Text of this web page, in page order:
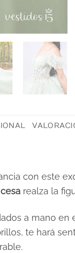
con este
realza la
a mano en
te hará